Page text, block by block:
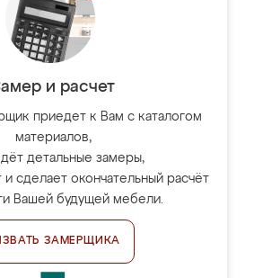
и расчет
приедет к Вам с каталогом
материалов,
детальные замеры,
и сделает окончательный расчёт
Вашей будущей мебели.
ЗАМЕРЩИКА